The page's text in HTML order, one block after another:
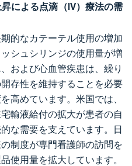
による点滴（IV）療法の需
的なカテーテル使用の増加
シュシリンジの使用量が増
および心血管疾患は、繰り
存性を維持することを必要
高めています。米国では、
輸液給付の拡大が患者の自
な需要を支えています。日
制度が専門看護師の訪問を
使用量を拡大しています。